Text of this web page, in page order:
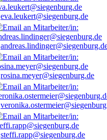
eva.leukert@siegenburg.de
rosina.meyer@siegenburg.de
steffi.rapp@siegenburg.de